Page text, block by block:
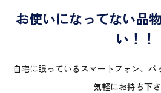
お使いになってない品
い！！
自宅に眠っているスマートフォン、
気軽にお持ち下さ